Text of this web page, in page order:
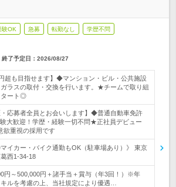
験OK 急募 転勤なし 学歴不問
終了予定日： 2026/08/27
円超も目指せます】◆マンション・ビル・公共施設
ラスの取付・交換を行います。★チームで取り組
タート◎
応募者全員とお会いします】◆普通自動車免許
大歓迎！学歴・経験一切不問★正社員デビュー
欲重視の採用です
イカー・バイク通勤もOK（駐車場あり）》 東京
西1‐34‐18
円～500,000円＋諸手当＋賞与（年3回！）※年
ルを考慮の上、当社規定により優遇…